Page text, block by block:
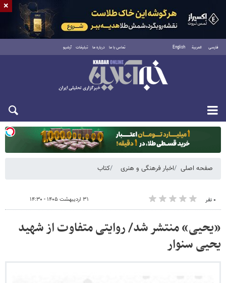
فارسی العربية English تماس با ما درباره ما تبلیغات آرشیو
یکشنبه ۱۸ مرداد ۱۴۰۵
صفحه اصلی اخبار فرهنگی و هنری کتاب
۰ نفر ۳۱ اردیبهشت ۱۴۰۵ - ۱۴:۳۰
«یحیی» منتشر شد/ روایتی متفاوت از شهید
یحیی سنوار
×